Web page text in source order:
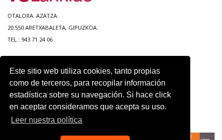
Este sitio web utiliza cookies, tanto propias
como de terceros, para recopilar información
estadística sobre su navegación. Si hace click
en aceptar consideramos que acepta su uso.
Leer nuestra política
OTALORA. AZATZA.
20.550 ARETXABALETA, GIPUZKOA.
TEL.: 943 71 24 06
ACCESIBILIDAD
CONTACTO
AVISO LEGAL
POLITICA DE PRIVACIDAD
USO DE COOKIES